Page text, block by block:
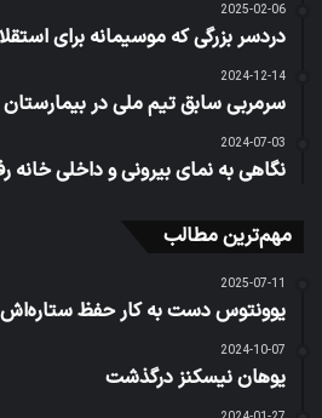
2025-02-06
دردسر بزرگی که موسیمانه برای
2024-12-14
سرمربی سابق تیم ملی در
2024-07-03
نگاهی به نمای بیرونی و داخلی خانه
مهم‌ترین مطالب
2025-07-11
یوونتوس دست به کار حفظ
2024-10-07
یوهان نیسکنز درگذشت